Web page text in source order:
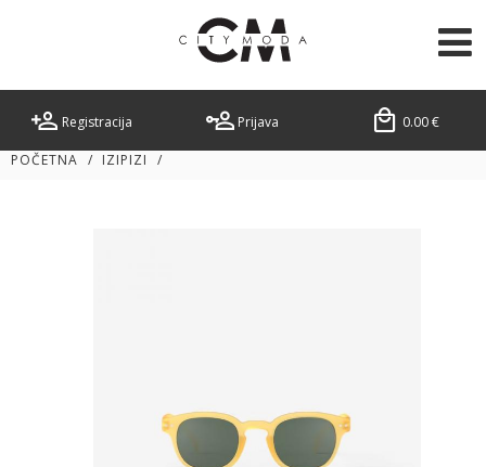
Registracija Prijava 0.00€
POČETNA / IZIPIZI /